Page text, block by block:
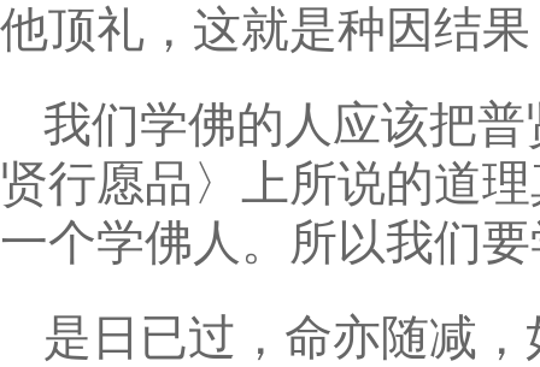
他顶礼，这就是种因结
我们学佛的人应该把
贤行愿品〉上所说的道
一个学佛人。所以我们
是日已过，命亦随减